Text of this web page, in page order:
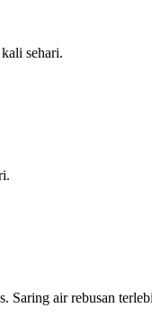
sehari.
Saring air rebusan